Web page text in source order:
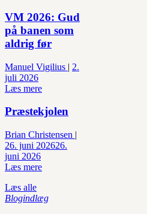
VM 2026: Gud
på banen som
aldrig før
Manuel Vigilius | 2.
juli 2026
Læs mere
Præstekjolen
Brian Christensen |
26. juni 202626.
juni 2026
Læs mere
Læs alle
Blogindlæg